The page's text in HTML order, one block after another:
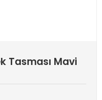
Tasması Mavi